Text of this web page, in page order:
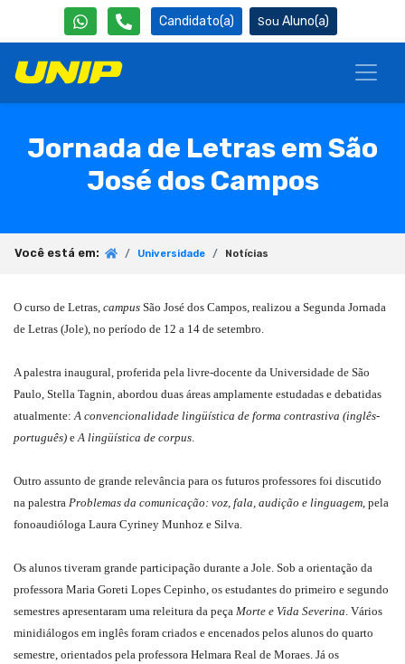
Candidato(a) Aluno(a)
Jornada de Letras em São
José dos Campos
Você está em: Universidade Notícias
O curso de Letras, campus São José dos Campos, realizou a Segunda Jornada
de Letras (Jole), no período de 12 a 14 de setembro.
A palestra inaugural, proferida pela livre-docente da Universidade de São
Paulo, Stella Tagnin, abordou duas áreas amplamente estudadas e debatidas
atualmente:A convencionalidade lingüística de forma contrastiva (inglês-
português) eA lingüística de corpus.
Outro assunto de grande relevância para os futuros professores foi discutido
na palestra Problemas da comunicação: voz, fala, audição e linguagem, pela
fonoaudióloga Laura Cyriney Munhoz e Silva.
Os alunos tiveram grande participação durante a Jole. Sob a orientação da
professora Maria Goreti Lopes Cepinho, os estudantes do primeiro e segundo
semestres apresentaram uma releitura da peça Morte e Vida Severina. Vários
minidiálogos em inglês foram criados e encenados pelos alunos do quarto
semestre, orientados pela professora Helmara Real de Moraes. Já os